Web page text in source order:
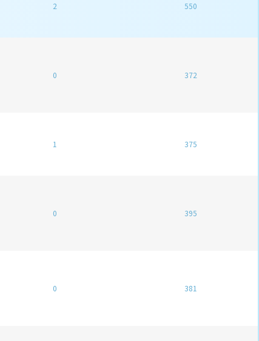
2 550
0 372
1 375
0 395
0 381